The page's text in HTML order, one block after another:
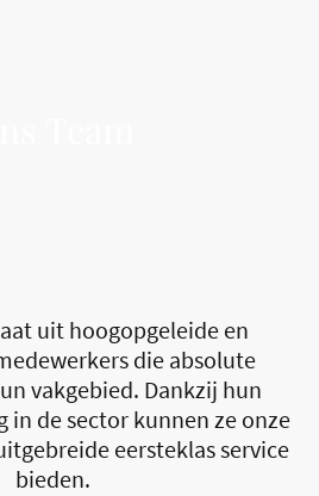
uit hoogopgeleide en
die absolute
vakgebied. Dankzij hun
in de sector kunnen ze onze
eersteklas service
bieden.